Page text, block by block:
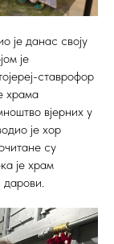
је данас своју
је
ставрофор
храма
вјерних у
је хор
су
је храм